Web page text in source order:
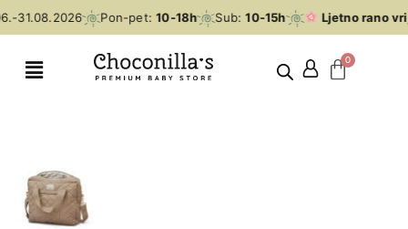
31.08.2026 Pon-pet:10-18h Sub:10-15h Ljetno rano